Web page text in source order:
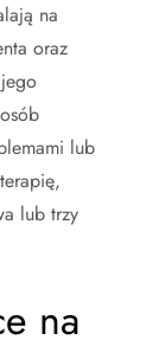
na
oraz
lub
lub trzy
na